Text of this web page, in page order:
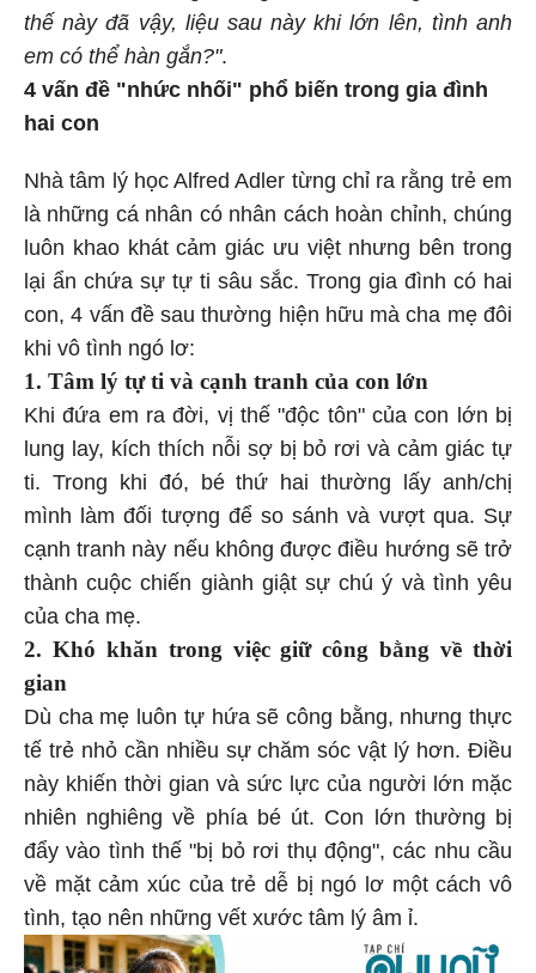
thế này đã vậy, liệu sau này khi lớn lên, tình anh
em có thể hàn gắn?".
4 vấn đề "nhức nhối" phổ biến trong gia đình
hai con
Nhà tâm lý học Alfred Adler từng chỉ ra rằng trẻ em
là những cá nhân có nhân cách hoàn chỉnh, chúng
luôn khao khát cảm giác ưu việt nhưng bên trong
lại ẩn chứa sự tự ti sâu sắc. Trong gia đình có hai
con, 4 vấn đề sau thường hiện hữu mà cha mẹ đôi
khi vô tình ngó lơ:
1. Tâm lý tự ti và cạnh tranh của con lớn
Khi đứa em ra đời, vị thế "độc tôn" của con lớn bị
lung lay, kích thích nỗi sợ bị bỏ rơi và cảm giác tự
ti. Trong khi đó, bé thứ hai thường lấy anh/chị
mình làm đối tượng để so sánh và vượt qua. Sự
cạnh tranh này nếu không được điều hướng sẽ trở
thành cuộc chiến giành giật sự chú ý và tình yêu
của cha mẹ.
2. Khó khăn trong việc giữ công bằng về thời
gian
Dù cha mẹ luôn tự hứa sẽ công bằng, nhưng thực
tế trẻ nhỏ cần nhiều sự chăm sóc vật lý hơn. Điều
này khiến thời gian và sức lực của người lớn mặc
nhiên nghiêng về phía bé út. Con lớn thường bị
đẩy vào tình thế "bị bỏ rơi thụ động", các nhu cầu
về mặt cảm xúc của trẻ dễ bị ngó lơ một cách vô
tình, tạo nên những vết xước tâm lý âm ỉ.